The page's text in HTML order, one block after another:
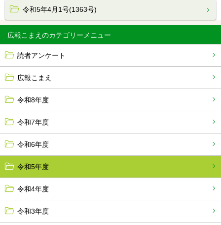
広報こまえ
読者アンケート
広報こまえ
令和8年度
令和7年度
令和6年度
令和5年度
令和4年度
令和3年度
令和5年4月1号(1363号)